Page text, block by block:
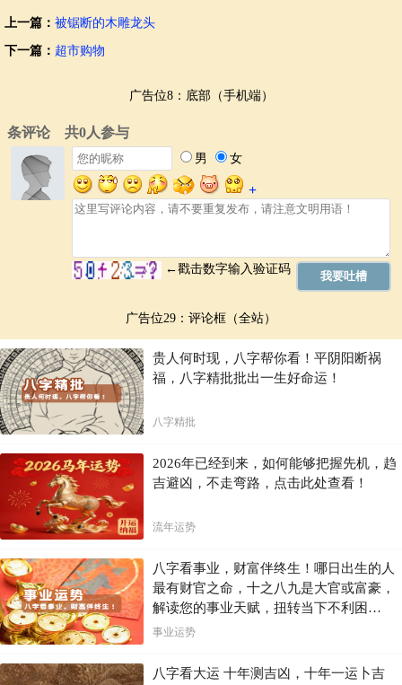
上一篇： 被锯断的木雕龙头
下一篇： 超市购物
广告位8：底部（手机端）
广告位29：评论框（全站）
贵人何时现，八字帮你看！平阴阳断祸
福，八字精批批出一生好命运！
八字精批
2026年已经到来，如何能够把握先机，趋
吉避凶，不走弯路，点击此处查看！
流年运势
八字看事业，财富伴终生！哪日出生的人
最有财官之命，十之八九是大官或富豪，
解读您的事业天赋，扭转当下不利困
局！！
事业运势
八字看大运 十年测吉凶，十年一运卜吉